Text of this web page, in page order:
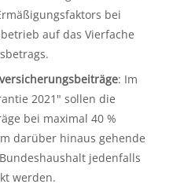
bei
auf das Vierfache
: Im
2021" sollen die
bei maximal 40 %
darüber hinaus gehende
jedenfalls
werden.